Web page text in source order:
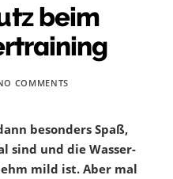
beim
COMMENTS
besonders Spaß,
sind und die Wasser-
mild ist. Aber mal